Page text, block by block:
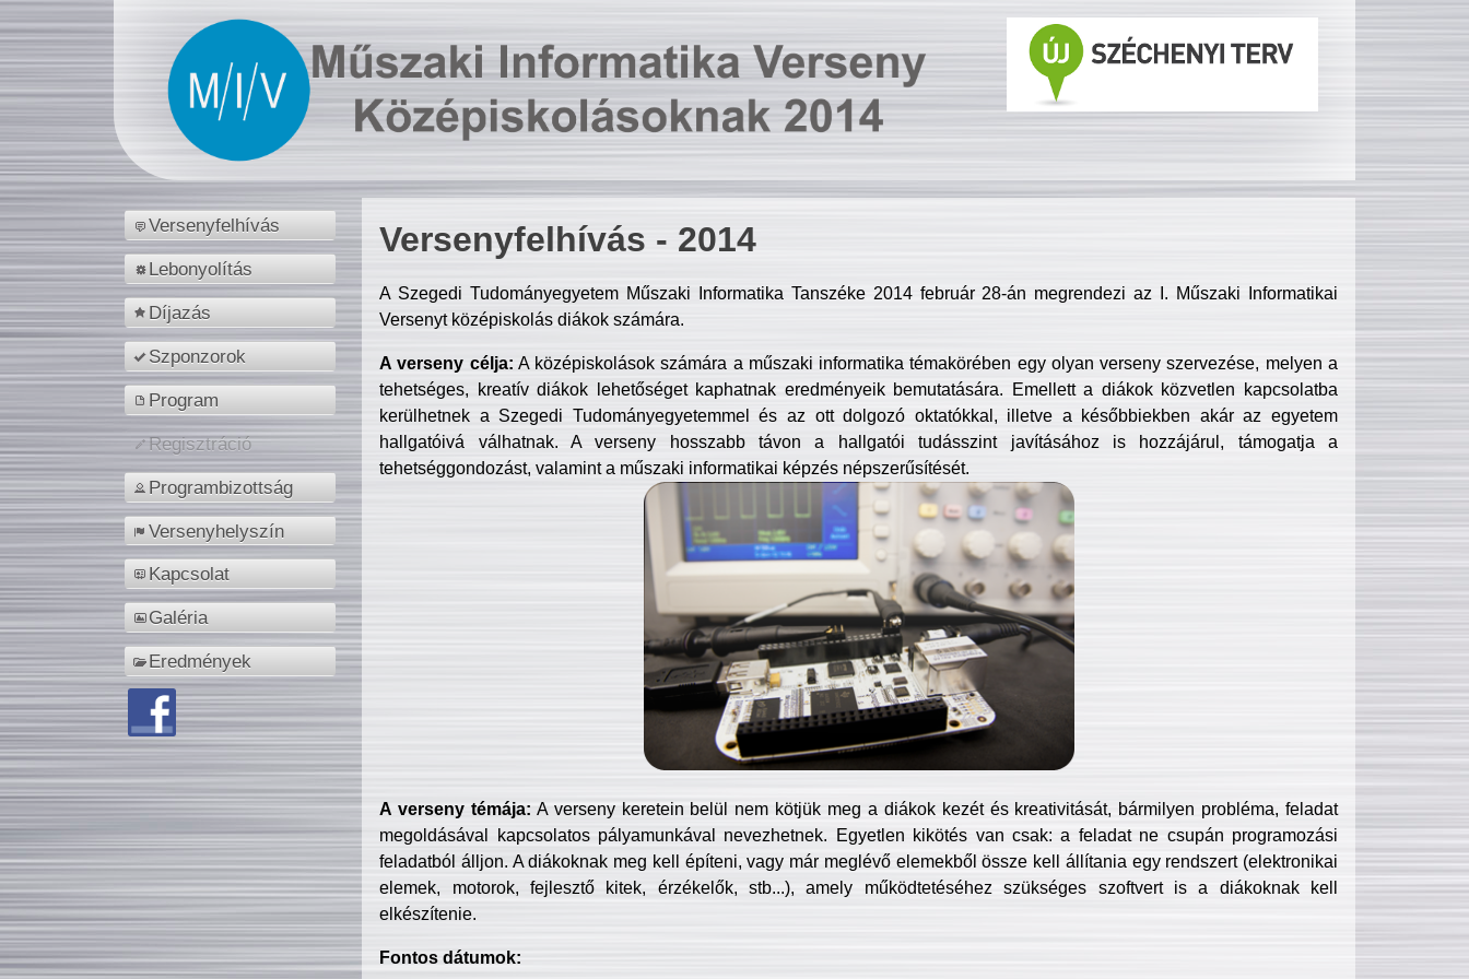
Versenyfelhívás
Lebonyolítás
Díjazás
Szponzorok
Program
Regisztráció
Programbizottság
Versenyhelyszín
Kapcsolat
Galéria
Eredmények
Versenyfelhívás - 2014
A Szegedi Tudományegyetem Műszaki Informatika Tanszéke 2014 február 28-án megrendezi az I. Műszaki Informatikai
Versenyt középiskolás diákok számára.
A verseny célja: A középiskolások számára a műszaki informatika témakörében egy olyan verseny szervezése, melyen a
tehetséges, kreatív diákok lehetőséget kaphatnak eredményeik bemutatására. Emellett a diákok közvetlen kapcsolatba
kerülhetnek a Szegedi Tudományegyetemmel és az ott dolgozó oktatókkal, illetve a későbbiekben akár az egyetem
hallgatóivá válhatnak. A verseny hosszabb távon a hallgatói tudásszint javításához is hozzájárul, támogatja a
tehetséggondozást, valamint a műszaki informatikai képzés népszerűsítését.
A verseny témája: A verseny keretein belül nem kötjük meg a diákok kezét és kreativitását, bármilyen probléma, feladat
megoldásával kapcsolatos pályamunkával nevezhetnek. Egyetlen kikötés van csak: a feladat ne csupán programozási
feladatból álljon. A diákoknak meg kell építeni, vagy már meglévő elemekből össze kell állítania egy rendszert (elektronikai
elemek, motorok, fejlesztő kitek, érzékelők, stb...), amely működtetéséhez szükséges szoftvert is a diákoknak kell
elkészítenie.
Fontos dátumok: